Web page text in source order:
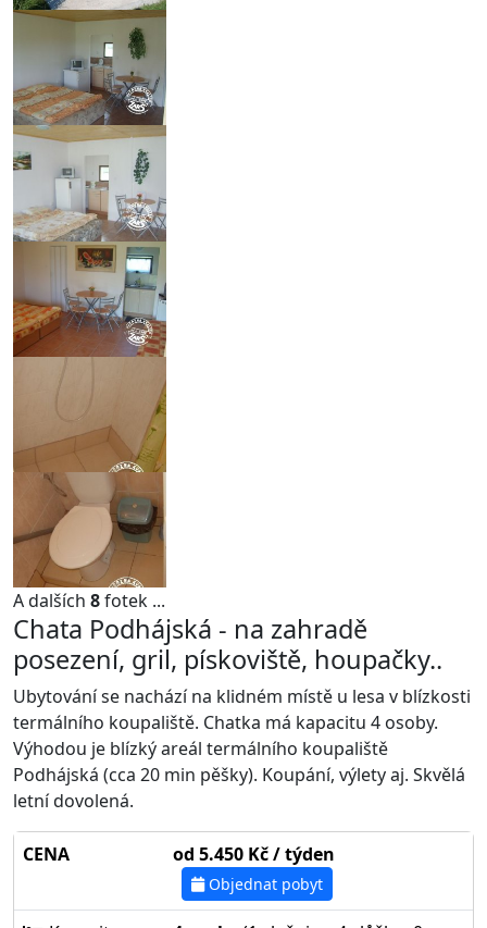
A dalších 8fotek ...
Chata Podhájská - na zahradě
posezení, gril, pískoviště, houpačky..
Ubytování se nachází na klidném místě u lesa v blízkosti
termálního koupaliště. Chatka má kapacitu 4 osoby.
Výhodou je blízký areál termálního koupaliště
Podhájská (cca 20 min pěšky). Koupání, výlety aj. Skvělá
letní dovolená.
CENA od 5.450 Kč / týden
Objednat pobyt